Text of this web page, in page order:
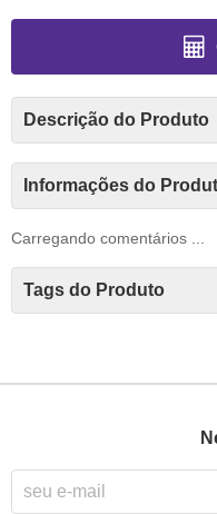
Descrição do Produto
Informações do
Carregando comentários ...
Tags do Produto